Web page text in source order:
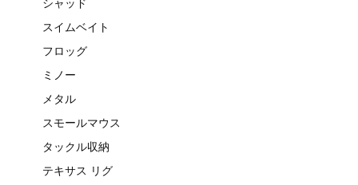
スイムベイト
フロッグ
ミノー
メタル
スモールマウス
タックル収納
テキサス リグ